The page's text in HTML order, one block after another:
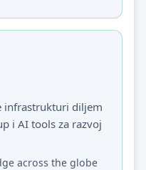
infrastrukturi diljem
i AI tools za razvoj
across the globe